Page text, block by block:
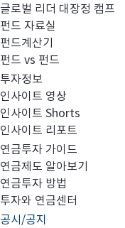
글로벌 리더 대장정 캠프
펀드 자료실
펀드계산기
펀드 vs 펀드
투자정보
인사이트 영상
인사이트 Shorts
인사이트 리포트
연금투자 가이드
연금제도 알아보기
연금투자 방법
투자와 연금센터
공시/공지
펀드공시
집합투자규약 및 투자